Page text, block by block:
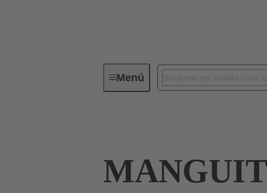
MenúConectores industriales / Han®